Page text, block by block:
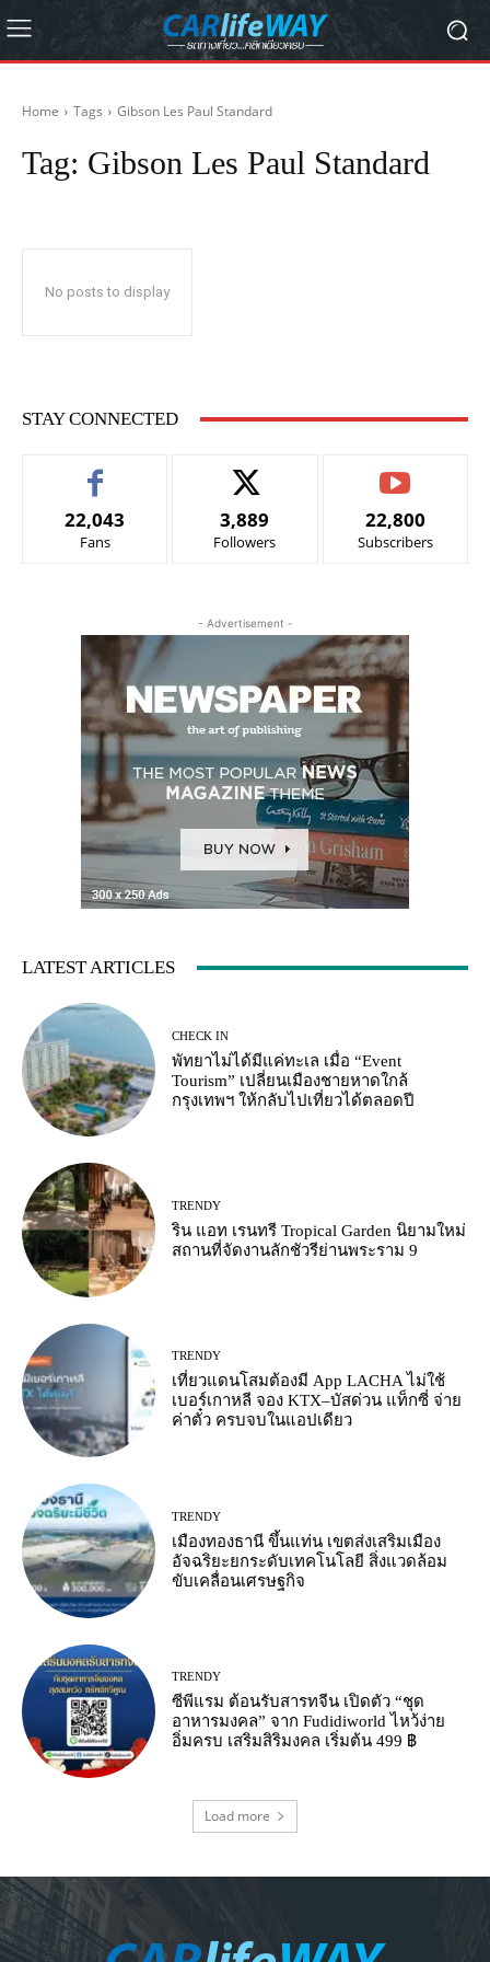
Home Tags Gibson Les Paul Standard
Tag: Gibson Les Paul Standard
No posts to display
STAY CONNECTED
22,043
Fans
3,889
Followers
22,800
Subscribers
- Advertisement -
LATEST ARTICLES
CHECK IN
พัทยาไม่ได้มีแค่ทะเล เมื่อ “Event
Tourism” เปลี่ยนเมืองชายหาดใกล้
กรุงเทพฯ ให้กลับไปเที่ยวได้ตลอดปี
TRENDY
ริน แอท เรนทรี Tropical Garden นิยามใหม่
สถานที่จัดงานลักชัวรีย่านพระราม 9
TRENDY
เที่ยวแดนโสมต้องมี App LACHA ไม่ใช้
เบอร์เกาหลี จอง KTX–บัสด่วน แท็กซี่ จ่าย
ค่าตั๋ว ครบจบในแอปเดียว
TRENDY
เมืองทองธานี ขึ้นแท่น เขตส่งเสริมเมือง
อัจฉริยะยกระดับเทคโนโลยี สิ่งแวดล้อม
ขับเคลื่อนเศรษฐกิจ
TRENDY
ซีพีแรม ต้อนรับสารทจีน เปิดตัว “ชุด
อาหารมงคล” จาก Fudidiworld ไหว้ง่าย
อิ่มครบ เสริมสิริมงคล เริ่มต้น 499 ฿
Load more